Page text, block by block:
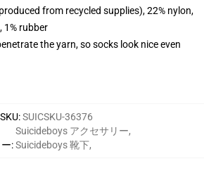
from recycled supplies), 22% nylon,
1% rubber
the yarn, so socks look nice even
SKU:SUICSKU-36376
:
Suicideboys アクセサリー,
Suicideboys 靴下,